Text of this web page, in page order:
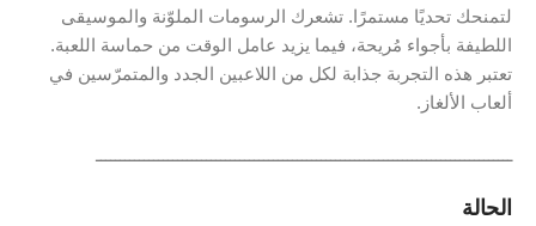
لتمنحك تحديًا مستمرًا. تشعرك الرسومات الملوّنة والموسيقى
اللطيفة بأجواء مُريحة، فيما يزيد عامل الوقت من حماسة اللعبة.
تعتبر هذه التجربة جذابة لكل من اللاعبين الجدد والمتمرّسين في
ألعاب الألغاز.
ـــــــــــــــــــــــــــــــــــــــــــــــــــــــــــــــــــــــــــــــــــــــ
الحالة